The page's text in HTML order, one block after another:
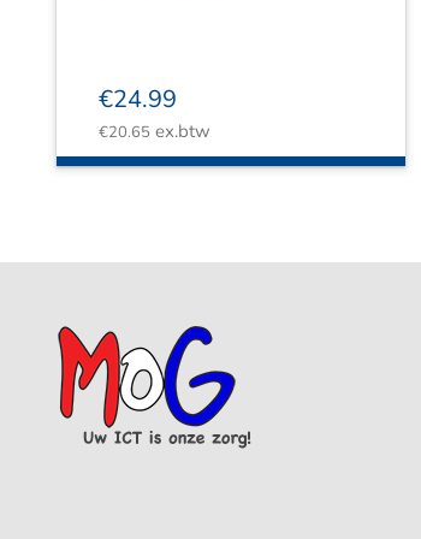
€24.99
€20.65 ex.btw